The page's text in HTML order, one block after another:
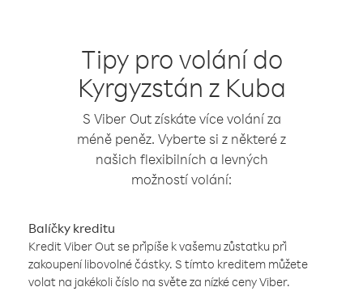
Tipy pro volání do
Kyrgyzstán z Kuba
S Viber Out získáte více volání za
méně peněz. Vyberte si z některé z
našich flexibilních a levných
možností volání:
Balíčky kreditu
Kredit Viber Out se připíše k vašemu zůstatku při
zakoupení libovolné částky. S tímto kreditem můžete
volat na jakékoli číslo na světe za nízké ceny Viber.